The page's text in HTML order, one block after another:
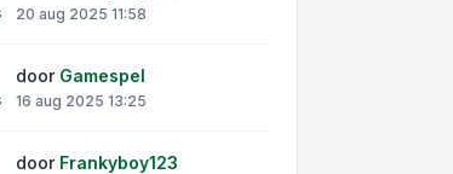
20 aug 2025 11:58
door Gamespel
16 aug 2025 13:25
door Frankyboy123